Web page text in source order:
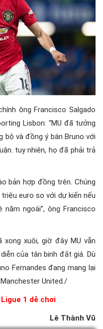
ông Francisco Salgado
Lisbon: “MU đã tưởng
bộ và đồng ý bán Bruno với
tuy nhiên, họ đã phải trả
bản hợp đồng trên. Chúng
euro so với dự kiến nếu
ngoái”, ông Francisco
xuôi, giờ đây MU vẫn
của tân binh đắt giá. Dù
Fernandes đang mang lại
United./
Ligue 1 dễ chơi
Lê Thành Vũ